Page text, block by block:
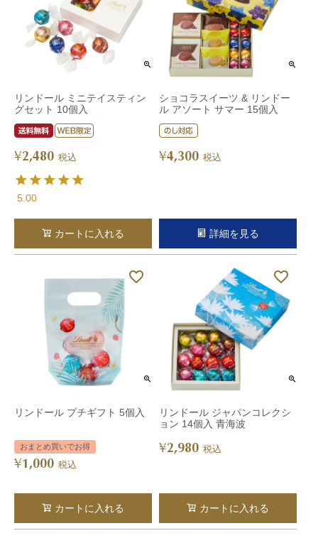
リンドール ミニテイスティン
グセット 10個入
¥2,480 税込
5.00
カートに入れる
ショコラスイーツ & リンドー
ル アソート サマー 15個入
¥4,300 税込
詳細を見る
リンドール プチギフト 5個入
おまとめ買いでお得
¥1,000 税込
カートに入れる
リンドール ジャパンコレクシ
ョン 14個入 青海波
¥2,980 税込
カートに入れる